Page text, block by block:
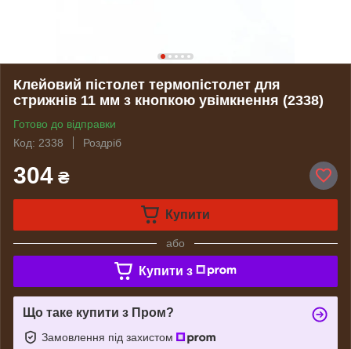
Клейовий пістолет термопістолет для
стрижнів 11 мм з кнопкою увімкнення (2338)
Готово до відправки
Код: 2338
Роздріб
304 ₴
Купити
або
Купити з
Що таке купити з Пром?
Замовлення під захистом